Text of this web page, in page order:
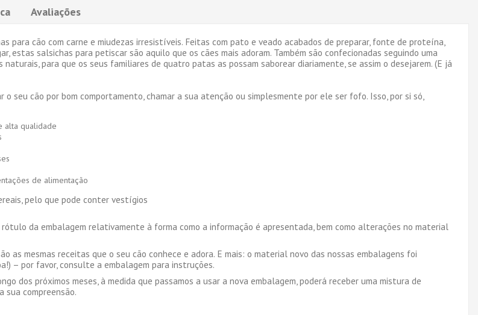
Avaliações
para cão com carne e miudezas irresistíveis. Feitas com pato e veado acabados de preparar, fonte de proteína,
estas salsichas para petiscar são aquilo que os cães mais adoram. Também são confecionadas seguindo uma
para que os seus familiares de quatro patas as possam saborear diariamente, se assim o desejarem. (E já
o seu cão por bom comportamento, chamar a sua atenção ou simplesmente por ele ser fofo. Isso, por si só,
alta qualidade
de alimentação
pelo que pode conter vestígios
da embalagem relativamente à forma como a informação é apresentada, bem como alterações no material
as mesmas receitas que o seu cão conhece e adora. E mais: o material novo das nossas embalagens foi
– por favor, consulte a embalagem para instruções.
dos próximos meses, à medida que passamos a usar a nova embalagem, poderá receber uma mistura de
sua compreensão.